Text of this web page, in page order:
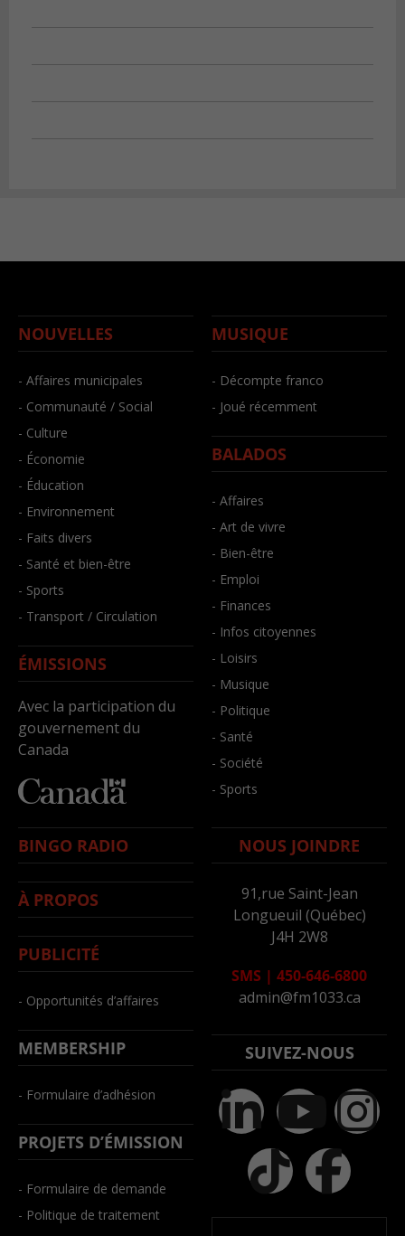
NOUVELLES
- Affaires municipales
- Communauté / Social
- Culture
- Économie
- Éducation
- Environnement
- Faits divers
- Santé et bien-être
- Sports
- Transport / Circulation
ÉMISSIONS
Avec la participation du
gouvernement du
Canada
MUSIQUE
- Décompte franco
- Joué récemment
BALADOS
- Affaires
- Art de vivre
- Bien-être
- Emploi
- Finances
- Infos citoyennes
- Loisirs
- Musique
- Politique
- Santé
- Société
- Sports
BINGO RADIO
À PROPOS
PUBLICITÉ
- Opportunités d’affaires
MEMBERSHIP
- Formulaire d’adhésion
PROJETS D’ÉMISSION
- Formulaire de demande
- Politique de traitement
NOUS JOINDRE
91,rue Saint-Jean
Longueuil (Québec)
J4H 2W8
SMS | 450-646-6800
admin@fm1033.ca
SUIVEZ-NOUS